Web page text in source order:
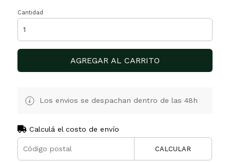
Cantidad
AGREGAR AL CARRITO
Los envios se despachan dentro de las 48h
Calculá el costo de envío
CALCULAR